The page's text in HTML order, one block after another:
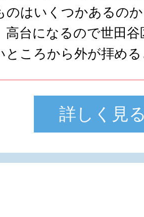
のはいくつかあるの
高台になるので世田
ところから外が拝め
詳しく見